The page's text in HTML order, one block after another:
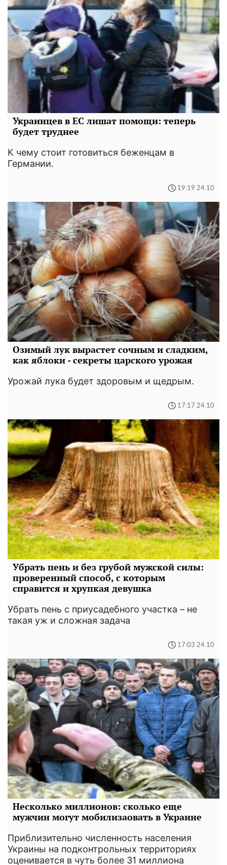
Украинцев в ЕС лишат помощи: теперь
будет труднее
К чему стоит готовиться беженцам в
Германии.
19:19 24.10
Озимый лук вырастет сочным и сладким,
как яблоки - секреты царского урожая
Урожай лука будет здоровым и щедрым.
17:17 24.10
Убрать пень и без грубой мужской силы:
проверенный способ, с которым
справится и хрупкая девушка
Убрать пень с приусадебного участка – не
такая уж и сложная задача
17:03 24.10
Несколько миллионов: сколько еще
мужчин могут мобилизаовать в Украине
Приблизительно численность населения
Украины на подконтрольных территориях
оценивается в чуть более 31 миллиона